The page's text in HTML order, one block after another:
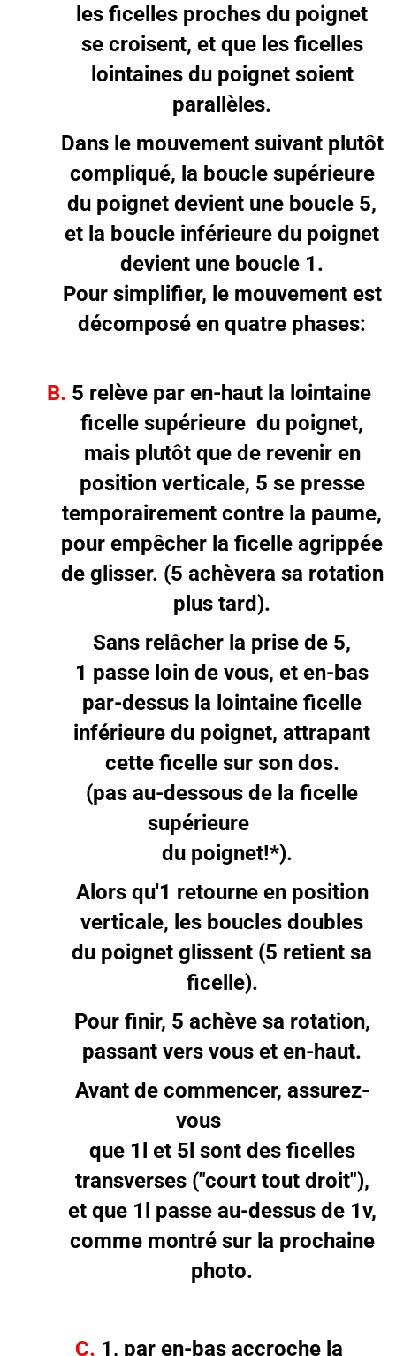
les ficelles proches du poignet
se croisent, et que les ficelles
lointaines du poignet soient
parallèles.
Dans le mouvement suivant plutôt
compliqué, la boucle supérieure
du poignet devient une boucle 5,
et la boucle inférieure du poignet
devient une boucle 1.
Pour simplifier, le mouvement est
décomposé en quatre phases:
B. 5 relève par en-haut la lointaine
ficelle supérieure du poignet,
mais plutôt que de revenir en
position verticale, 5 se presse
temporairement contre la paume,
pour empêcher la ficelle agrippée
de glisser. (5 achèvera sa rotation
plus tard).
Sans relâcher la prise de 5,
1 passe loin de vous, et en-bas
par-dessus la lointaine ficelle
inférieure du poignet, attrapant
cette ficelle sur son dos.
(pas au-dessous de la ficelle
supérieure
du poignet!*).
Alors qu'1 retourne en position
verticale, les boucles doubles
du poignet glissent (5 retient sa
ficelle).
Pour finir, 5 achève sa rotation,
passant vers vous et en-haut.
Avant de commencer, assurez-
vous
que 1l et 5l sont des ficelles
transverses ("court tout droit"),
et que 1l passe au-dessus de 1v,
comme montré sur la prochaine
photo.
C. 1, par en-bas accroche la